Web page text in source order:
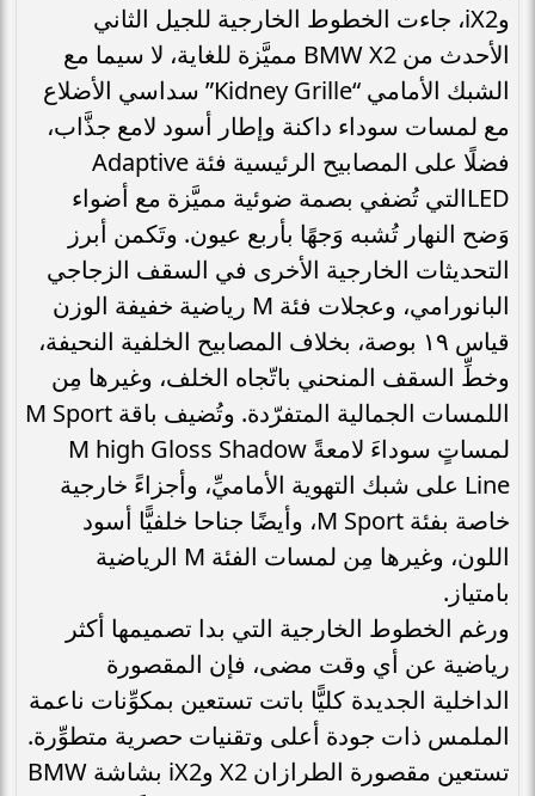
وiX2، جاءت الخطوط الخارجية للجيل الثاني
الأحدث من BMW X2 مميَّزة للغاية، لا سيما مع
الشبك الأمامي “Kidney Grille” سداسي الأضلاع
مع لمسات سوداء داكنة وإطار أسود لامع جذَّاب،
فضلًا على المصابيح الرئيسية فئة Adaptive
LEDالتي تُضفي بصمة ضوئية مميَّزة مع أضواء
وَضح النهار تُشبه وَجهًا بأربع عيون. وتَكمن أبرز
التحديثات الخارجية الأخرى في السقف الزجاجي
البانورامي، وعجلات فئة M رياضية خفيفة الوزن
قياس ١٩ بوصة، بخلاف المصابيح الخلفية النحيفة،
وخطِّ السقف المنحني باتّجاه الخلف، وغيرها مِن
اللمسات الجمالية المتفرّدة. وتُضيف باقة M Sport
لمساتٍ سوداءَ لامعةً M high Gloss Shadow
Line على شبك التهوية الأماميِّ، وأجزاءً خارجية
خاصة بفئة M Sport، وأيضًا جناحا خلفيًّا أسود
اللون، وغيرها مِن لمسات الفئة M الرياضية
بامتياز.
ورغم الخطوط الخارجية التي بدا تصميمها أكثر
رياضية عن أي وقت مضى، فإن المقصورة
الداخلية الجديدة كليًّا باتت تستعين بمكوِّنات ناعمة
الملمس ذات جودة أعلى وتقنيات حصرية متطوِّرة.
تستعين مقصورة الطرازان X2 وiX2 بشاشة BMW